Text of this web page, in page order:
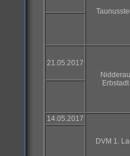
21.05.2017
Nidderau
Erbstadt
14.05.2017
DVM 1.